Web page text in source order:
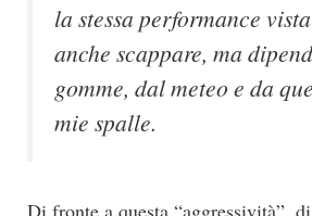
la stessa performance
anche scappare, ma
gomme, dal meteo e da
mie spalle.
Di fronte a questa “aggressività”,